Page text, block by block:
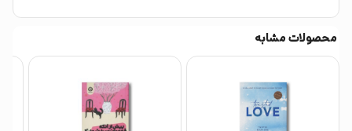
شده که به همه در این راه کمک کند. بیش‌تر ما هیچ‌گاه
فشار اجرا در صحنه‌های بزرگ جهانی با ریسک‌های بالا را
صحنه‌ای از سفرمان مفید است شاید به تغییر نیاز داشته
باشد تا ما را به مقصد نهایی‌مان برساند. ترکیب بینش
محصولات مشابه